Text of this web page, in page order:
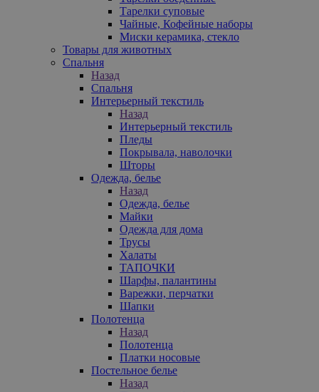
Тарелки суповые
Чайные, Кофейные наборы
Миски керамика, стекло
Товары для животных
Спальня
Назад
Спальня
Интерьерный текстиль
Назад
Интерьерный текстиль
Пледы
Покрывала, наволочки
Шторы
Одежда, белье
Назад
Одежда, белье
Майки
Одежда для дома
Трусы
Халаты
ТАПОЧКИ
Шарфы, палантины
Варежки, перчатки
Шапки
Полотенца
Назад
Полотенца
Платки носовые
Постельное белье
Назад